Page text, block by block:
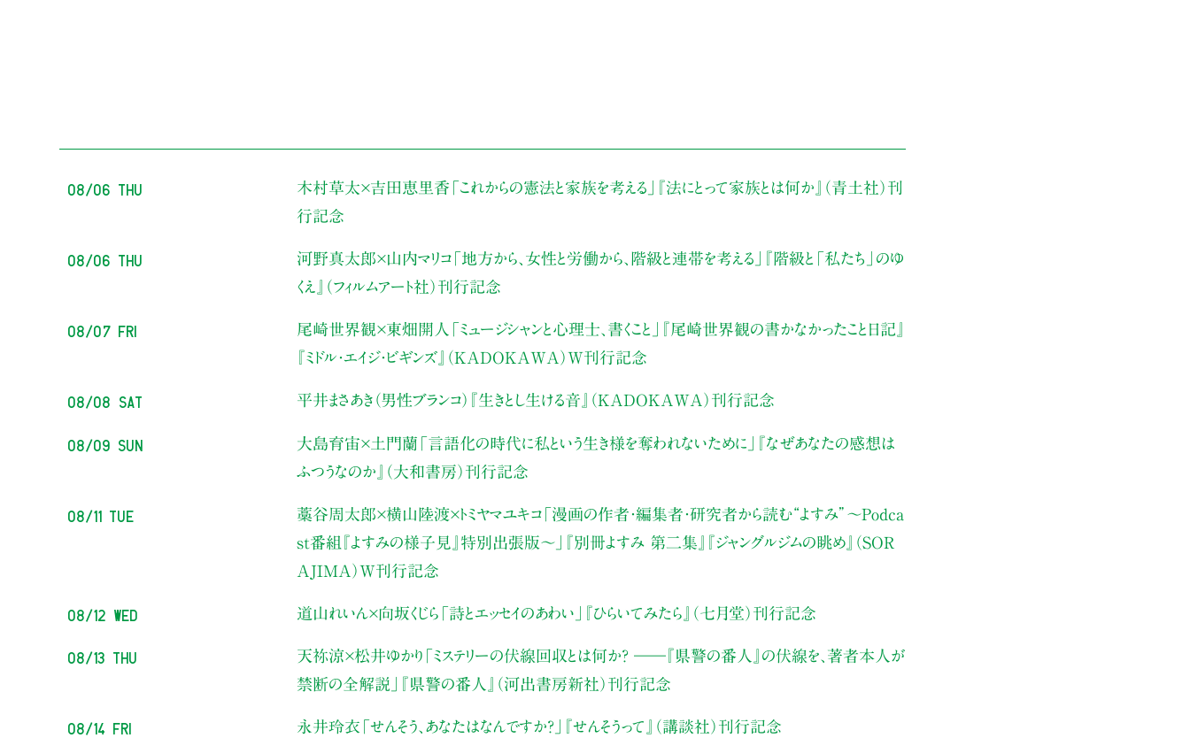
08/06 Thu 木村草太×吉田恵里香 「これからの憲法と家族を考える」
『法にとって家族とは何か』（青土社）刊
行記念
08/06 Thu 河野真太郎×山内マリコ「地方から、女性と労働から、階級と連帯を考える」
『階級と「私たち」のゆ
くえ』（フィルムアート社）刊行記念
08/07 Fri 尾崎世界観×東畑開人 「ミュージシャンと心理士、書くこと」
『尾崎世界観の書かなかったこと日記』
『ミドル・エイジ・ビギンズ』（KADOKAWA）W刊行記念
08/08 Sat 平井まさあき（男性ブランコ） 『生きとし生ける音』（KADOKAWA）刊行記念
08/09 Sun 大島育宙×土門蘭 「言語化の時代に私という生き様を奪われないために」
『なぜあなたの感想は
ふつうなのか』（大和書房）刊行記念
08/11 Tue 藁谷周太郎×横山陸渡×トミヤマユキコ「漫画の作者・編集者・研究者から読む“よすみ” 〜Podca
st番組『よすみの様子見』特別出張版〜」
『別冊よすみ 第二集』『ジャングルジムの眺め』（SOR
AJIMA）W刊行記念
08/12 Wed 道山れいん×向坂くじら 「詩とエッセイのあわい」 『ひらいてみたら』（七月堂）刊行記念
08/13 Thu 天祢涼×松井ゆかり 「ミステリーの伏線回収とは何か？ ――『県警の番人』の伏線を、著者本人が
禁断の全解説」
『県警の番人』（河出書房新社）刊行記念
08/14 Fri 永井玲衣 「せんそう、あなたはなんですか？」 『せんそうって』（講談社）刊行記念